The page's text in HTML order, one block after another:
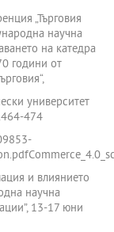
„Търговия
научна
на катедра
години от
университет
474
и влиянието
научна
13-17 юни